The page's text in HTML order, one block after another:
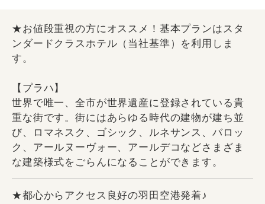
★お値段重視の方にオススメ！基本プランはスタ
ンダードクラスホテル（当社基準）を利用しま
す。
【プラハ】
世界で唯一、全市が世界遺産に登録されている貴
重な街です。街にはあらゆる時代の建物が建ち並
び、ロマネスク、ゴシック、ルネサンス、バロッ
ク、アールヌーヴォー、アールデコなどさまざま
な建築様式をごらんになることができます。
★都心からアクセス良好の羽田空港発着♪